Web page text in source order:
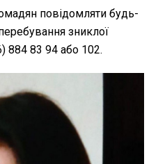
повідомляти будь-
зниклої
884 83 94 або 102.